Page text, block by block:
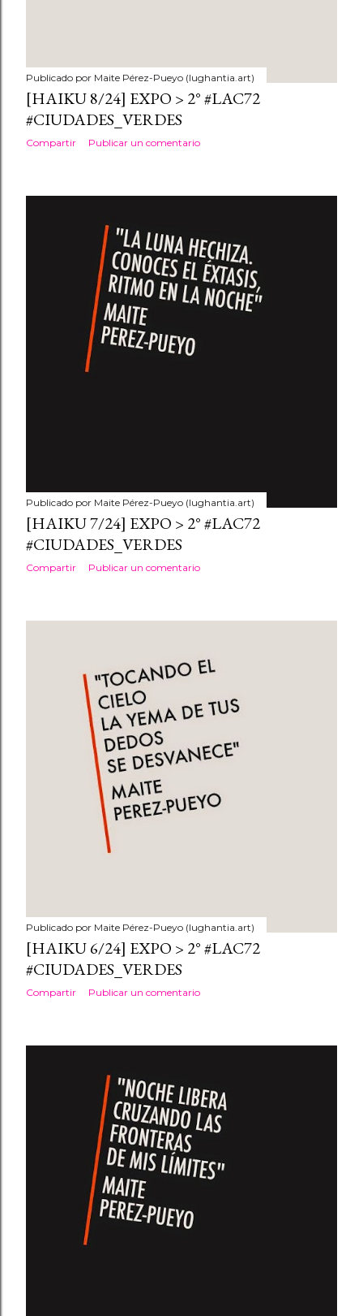
Publicado por Maite Pérez-Pueyo (lughantia.art)
[HAIKU 8/24] EXPO > 2° #LAC72
#CIUDADES_VERDES
Compartir Publicar un comentario
Publicado por Maite Pérez-Pueyo (lughantia.art)
[HAIKU 7/24] EXPO > 2° #LAC72
#CIUDADES_VERDES
Compartir Publicar un comentario
Publicado por Maite Pérez-Pueyo (lughantia.art)
[HAIKU 6/24] EXPO > 2° #LAC72
#CIUDADES_VERDES
Compartir Publicar un comentario